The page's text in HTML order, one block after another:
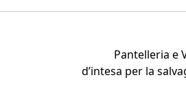
Pantelleria e
d’intesa per la